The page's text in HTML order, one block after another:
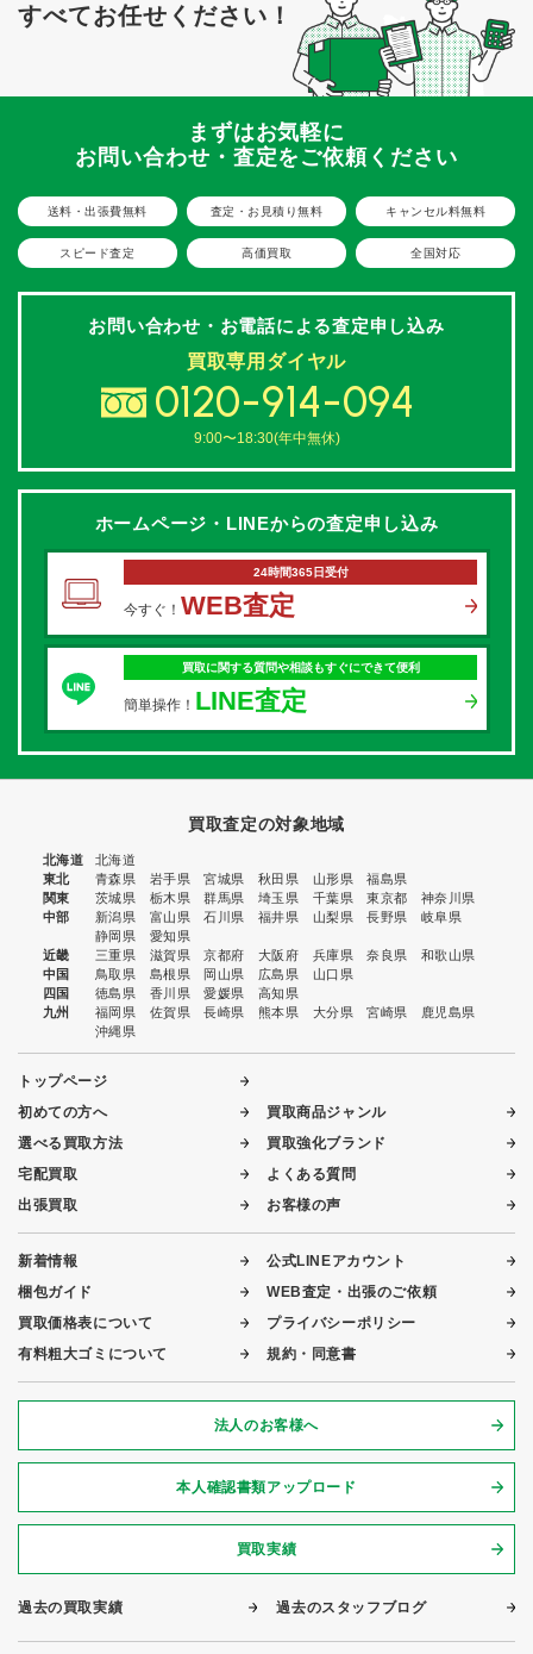
すべてお任せください！
まずはお気軽に
お問い合わせ・査定をご依頼ください
送料・出張費無料 査定・お見積り無料 キャンセル料無料
スピード査定 高価買取 全国対応
お問い合わせ・お電話による査定申し込み
買取専用ダイヤル
0120-914-094
9:00〜18:30(年中無休)
ホームページ・LINEからの査定申し込み
24時間365日受付
今すぐ！ WEB査定
買取に関する質問や相談もすぐにできて便利
簡単操作！ LINE査定
買取査定の対象地域
北海道
北海道
東北
青森県 岩手県 宮城県 秋田県 山形県
福島県
関東
茨城県 栃木県 群馬県 埼玉県 千葉県 東京都
神奈川県
中部
新潟県 富山県 石川県 福井県 山梨県 長野県
岐阜県
静岡県
愛知県
近畿
三重県 滋賀県 京都府 大阪府 兵庫県 奈良県
和歌山県
中国
鳥取県 島根県 岡山県 広島県
山口県
四国
徳島県 香川県 愛媛県
高知県
九州
福岡県 佐賀県 長崎県 熊本県 大分県 宮崎県
鹿児島県
沖縄県
トップページ
初めての方へ
選べる買取方法
宅配買取
出張買取
買取商品ジャンル
買取強化ブランド
よくある質問
お客様の声
新着情報
梱包ガイド
買取価格表について
有料粗大ゴミについて
公式LINEアカウント
WEB査定・出張のご依頼
プライバシーポリシー
規約・同意書
法人のお客様へ
本人確認書類アップロード
買取実績
過去の買取実績 過去のスタッフブログ